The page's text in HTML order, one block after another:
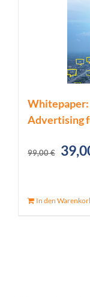
Advertising
99,00€
In den